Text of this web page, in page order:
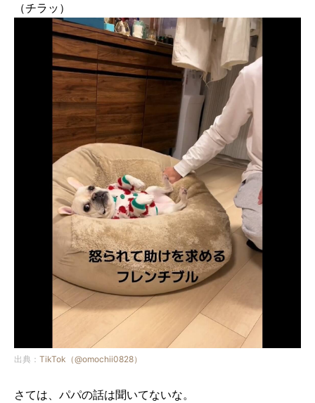
（チラッ）
出典： TikTok（@omochii0828）
さては、パパの話は聞いてないな。